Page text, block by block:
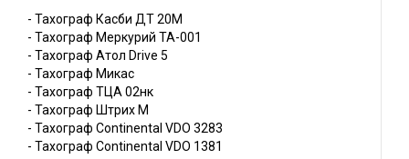
- Тахограф Касби ДТ 20М
- Тахограф Меркурий ТА-001
- Тахограф Атол Drive 5
- Тахограф Микас
- Тахограф ТЦА 02нк
- Тахограф Штрих М
- Тахограф Continental VDO 3283
- Тахограф Continental VDO 1381